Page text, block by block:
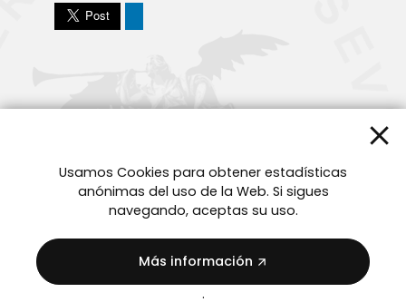
Cookies y privacidad EquipoWeb
Usamos Cookies para obtener estadísticas
anónimas del uso de la Web. Si sigues
navegando, aceptas su uso.
Más información
.